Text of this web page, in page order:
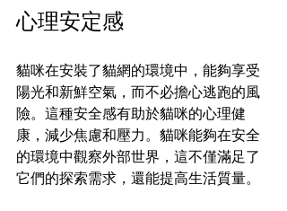
心理安定感
貓咪在安裝了貓網的環境中，能夠享受
陽光和新鮮空氣，而不必擔心逃跑的風
險。這種安全感有助於貓咪的心理健
康，減少焦慮和壓力。貓咪能夠在安全
的環境中觀察外部世界，這不僅滿足了
它們的探索需求，還能提高生活質量。